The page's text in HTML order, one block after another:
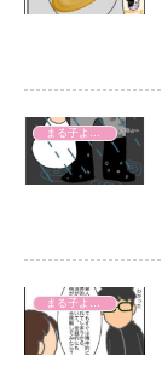
まる子よもやま話